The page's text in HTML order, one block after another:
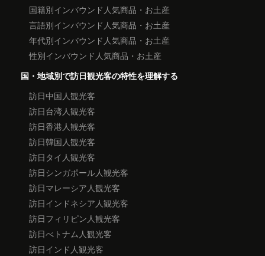
国籍別インバウンド人気商品・お土産
言語別インバウンド人気商品・お土産
年代別インバウンド人気商品・お土産
性別インバウンド人気商品・お土産
国・地域別で訪日観光客の特性を理解する
訪日中国人観光客
訪日台湾人観光客
訪日香港人観光客
訪日韓国人観光客
訪日タイ人観光客
訪日シンガポール人観光客
訪日マレーシア人観光客
訪日インドネシア人観光客
訪日フィリピン人観光客
訪日べトナム人観光客
訪日インド人観光客